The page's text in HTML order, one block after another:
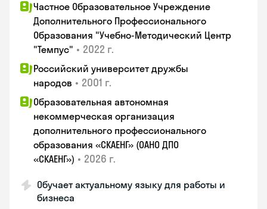
Частное Образовательное Учреждение
Дополнительного Профессионального
Образования "Учебно-Методический Центр
"Темпус" • 2022 г.
Российский университет дружбы
народов • 2001 г.
Образовательная автономная
некоммерческая организация
дополнительного профессионального
образования «СКАЕНГ» (ОАНО ДПО
«СКАЕНГ») • 2026 г.
Обучает актуальному языку для работы и
бизнеса